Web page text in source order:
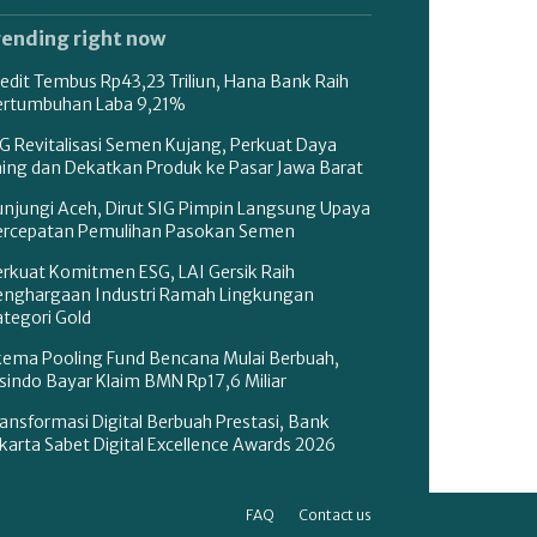
right now
Tembus Rp43,23 Triliun, Hana Bank Raih
Laba 9,21%
Revitalisasi Semen Kujang, Perkuat Daya
dan Dekatkan Produk ke Pasar Jawa Barat
Aceh, Dirut SIG Pimpin Langsung Upaya
Pemulihan Pasokan Semen
Komitmen ESG, LAI Gersik Raih
Industri Ramah Lingkungan
Gold
Pooling Fund Bencana Mulai Berbuah,
Bayar Klaim BMN Rp17,6 Miliar
Digital Berbuah Prestasi, Bank
Sabet Digital Excellence Awards 2026
FAQ Contact us